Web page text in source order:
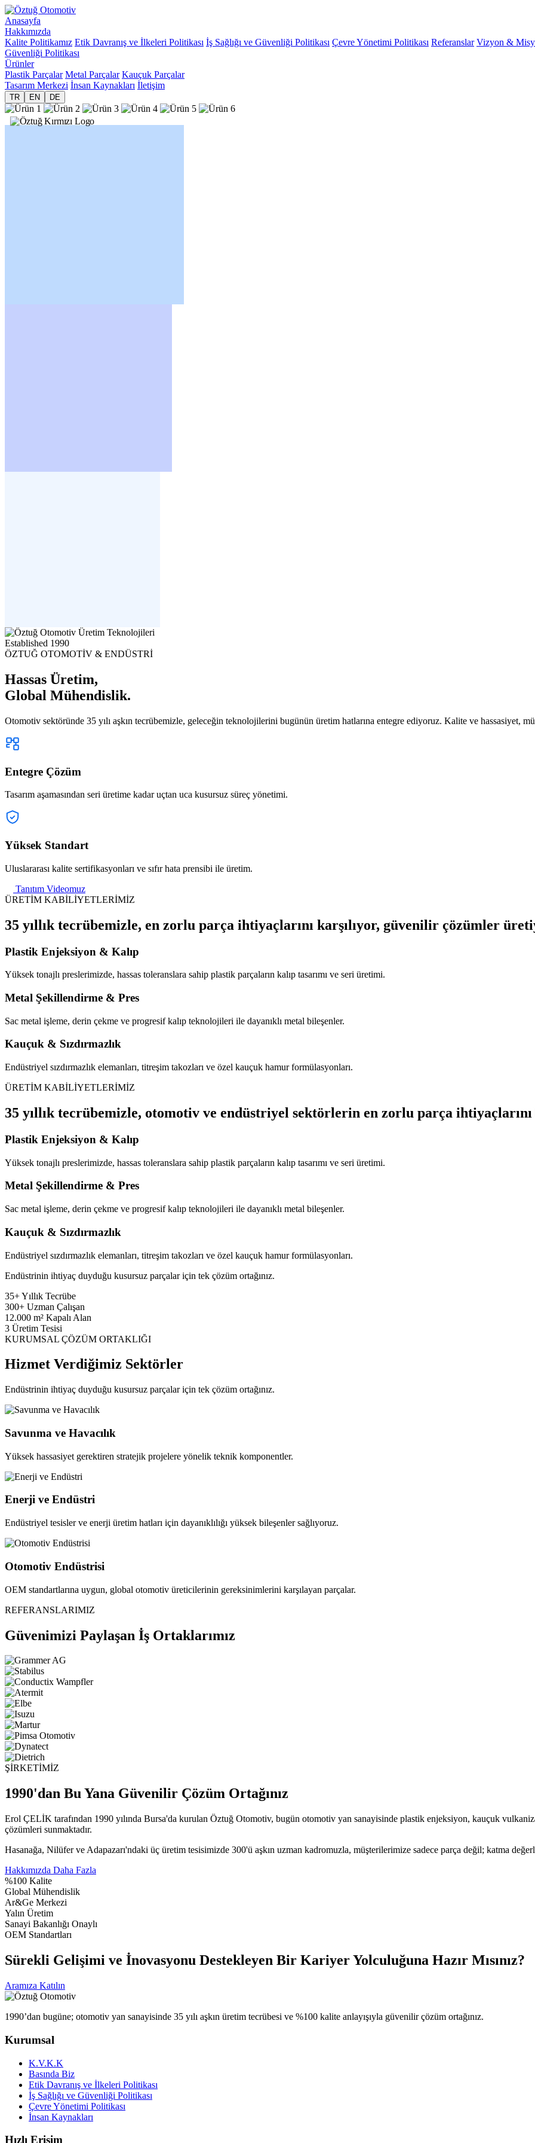
Anasayfa
Hakkımızda
Kalite Politikamız Etik Davranış ve İlkeleri Politikası İş Sağlığı ve Güvenliği Politikası Çevre Yönetimi Politikası Referanslar Vizyon &
Güvenliği Politikası
Ürünler
Plastik Parçalar Metal Parçalar Kauçuk Parçalar
Tasarım Merkezi İnsan Kaynakları İletişim
TR EN DE
Established 1990
ÖZTUĞ OTOMOTİV & ENDÜSTRİ
Hassas Üretim,
Global Mühendislik.
Otomotiv sektöründe 35 yılı aşkın tecrübemizle, geleceğin teknolojilerini bugünün üretim hatlarına entegre ediyoruz. Kalite ve hassasiyet,
Entegre Çözüm
Tasarım aşamasından seri üretime kadar uçtan uca kusursuz süreç yönetimi.
Yüksek Standart
Uluslararası kalite sertifikasyonları ve sıfır hata prensibi ile üretim.
Tanıtım Videomuz
ÜRETİM KABİLİYETLERİMİZ
35 yıllık tecrübemizle, en zorlu parça ihtiyaçlarını karşılıyor, güvenilir çözümler
Plastik Enjeksiyon & Kalıp
Yüksek tonajlı preslerimizde, hassas toleranslara sahip plastik parçaların kalıp tasarımı ve seri üretimi.
Metal Şekillendirme & Pres
Sac metal işleme, derin çekme ve progresif kalıp teknolojileri ile dayanıklı metal bileşenler.
Kauçuk & Sızdırmazlık
Endüstriyel sızdırmazlık elemanları, titreşim takozları ve özel kauçuk hamur formülasyonları.
ÜRETİM KABİLİYETLERİMİZ
35 yıllık tecrübemizle, otomotiv ve endüstriyel sektörlerin en zorlu parça
Plastik Enjeksiyon & Kalıp
Yüksek tonajlı preslerimizde, hassas toleranslara sahip plastik parçaların kalıp tasarımı ve seri üretimi.
Metal Şekillendirme & Pres
Sac metal işleme, derin çekme ve progresif kalıp teknolojileri ile dayanıklı metal bileşenler.
Kauçuk & Sızdırmazlık
Endüstriyel sızdırmazlık elemanları, titreşim takozları ve özel kauçuk hamur formülasyonları.
Endüstrinin ihtiyaç duyduğu kusursuz parçalar için tek çözüm ortağınız.
35+Yıllık Tecrübe
300+ Uzman Çalışan
12.000 m² Kapalı Alan
3 Üretim Tesisi
KURUMSAL ÇÖZÜM ORTAKLIĞI
Hizmet Verdiğimiz Sektörler
Endüstrinin ihtiyaç duyduğu kusursuz parçalar için tek çözüm ortağınız.
Savunma ve Havacılık
Yüksek hassasiyet gerektiren stratejik projelere yönelik teknik komponentler.
Enerji ve Endüstri
Endüstriyel tesisler ve enerji üretim hatları için dayanıklılığı yüksek bileşenler sağlıyoruz.
Otomotiv Endüstrisi
OEM standartlarına uygun, global otomotiv üreticilerinin gereksinimlerini karşılayan parçalar.
REFERANSLARIMIZ
Güvenimizi Paylaşan İş Ortaklarımız
ŞİRKETİMİZ
1990'dan Bu Yana Güvenilir Çözüm Ortağınız
Erol ÇELİK tarafından 1990 yılında Bursa'da kurulan Öztuğ Otomotiv, bugün otomotiv yan sanayisinde plastik enjeksiyon, kauçuk
çözümleri sunmaktadır.
Hasanağa, Nilüfer ve Adapazarı'ndaki üç üretim tesisimizde 300'ü aşkın uzman kadromuzla, müşterilerimize sadece parça değil; katma
Hakkımızda Daha Fazla
%100 Kalite
Global Mühendislik
Ar&Ge Merkezi
Yalın Üretim
Sanayi Bakanlığı Onaylı
OEM Standartları
Sürekli Gelişimi ve İnovasyonu Destekleyen Bir Kariyer Yolculuğuna Hazır Mısınız?
Aramıza Katılın
1990’dan bugüne; otomotiv yan sanayisinde 35 yılı aşkın üretim tecrübesi ve %100 kalite anlayışıyla güvenilir çözüm ortağınız.
Kurumsal
K.V.K.K
Basında Biz
Etik Davranış ve İlkeleri Politikası
İş Sağlığı ve Güvenliği Politikası
Çevre Yönetimi Politikası
İnsan Kaynakları
Hızlı Erişim